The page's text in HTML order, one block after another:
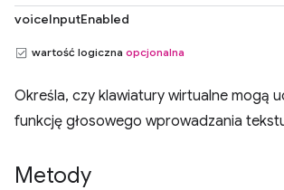
voiceInputEnabled
wartość logiczna opcjonalna
Określa, czy klawiatury wirtualne mogą
funkcję głosowego wprowadzania
Metody